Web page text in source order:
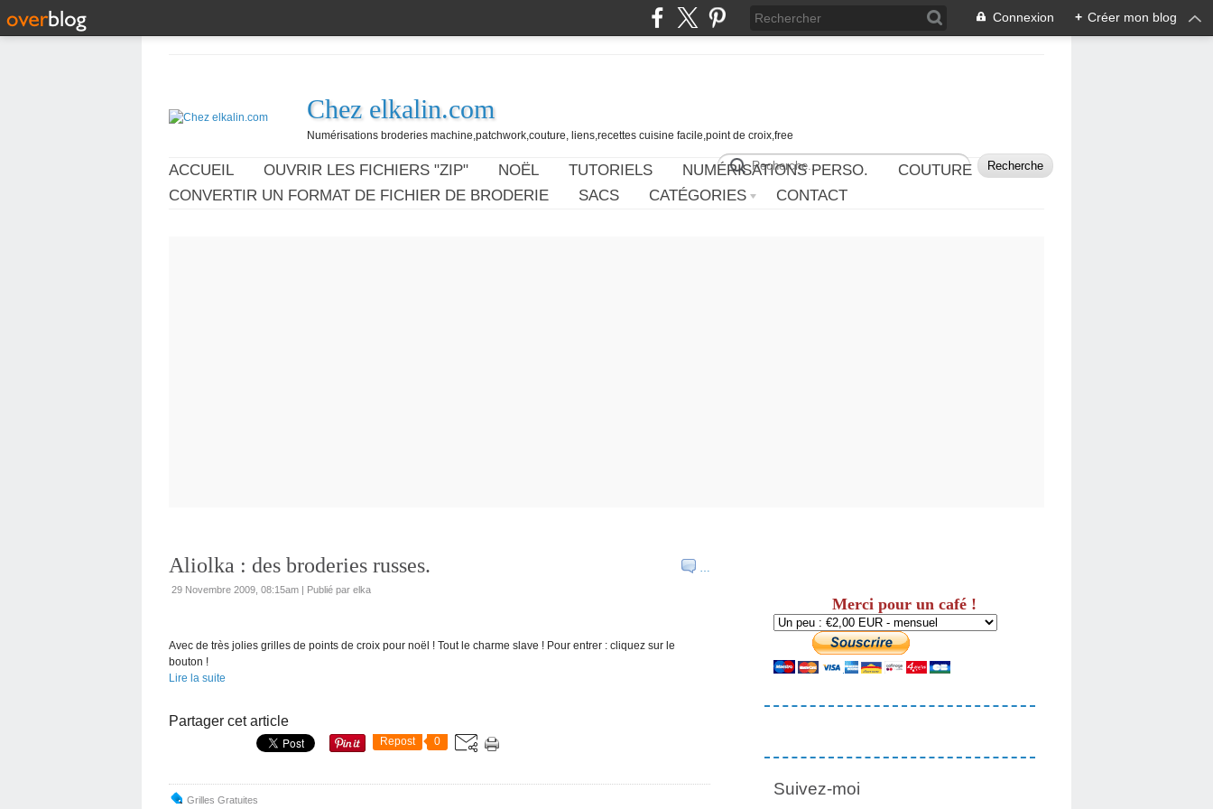
Connexion + Créer mon blog
Chez elkalin.com
Numérisations broderies machine,patchwork,couture, liens,recettes cuisine facile,point de croix,free
ACCUEIL OUVRIR LES FICHIERS "ZIP" NOËL TUTORIELS NUMÉRISATIONS PERSO.
COUTURE
CONVERTIR UN FORMAT DE FICHIER DE BRODERIE
SACS CATÉGORIES CONTACT
…
Aliolka : des broderies russes.
29 Novembre 2009, 08:15am | Publié par elka
Avec de très jolies grilles de points de croix pour noël ! Tout le charme slave ! Pour entrer : cliquez sur le
bouton !
Lire la suite
Partager cet article
Repost 0
Grilles Gratuites
Merci pour un café !
Suivez-moi